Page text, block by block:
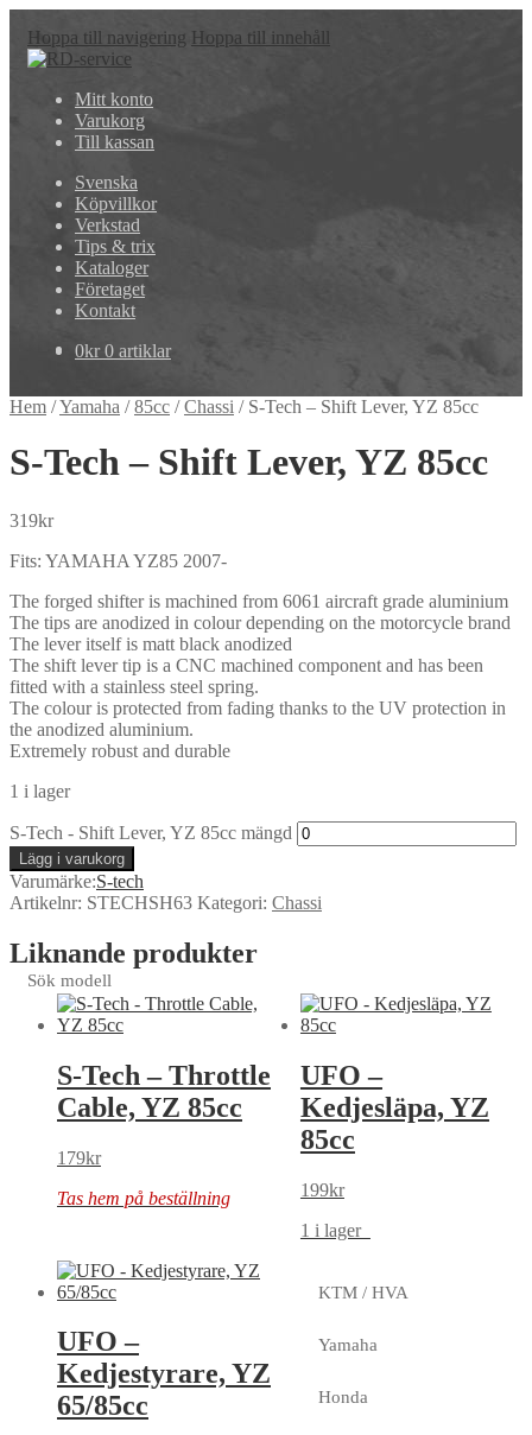
Hoppa till navigering Hoppa till innehåll
Mitt konto
Varukorg
Till kassan
Svenska
Köpvillkor
Verkstad
Tips & trix
Kataloger
Företaget
Kontakt
0kr 0 artiklar
Hem /Yamaha /85cc /Chassi / S-Tech – Shift Lever, YZ 85cc
S-Tech – Shift Lever, YZ 85cc
319kr
Fits: YAMAHA YZ85 2007-
The forged shifter is machined from 6061 aircraft grade aluminium
The tips are anodized in colour depending on the motorcycle brand
The lever itself is matt black anodized
The shift lever tip is a CNC machined component and has been
fitted with a stainless steel spring.
The colour is protected from fading thanks to the UV protection in
the anodized aluminium.
Extremely robust and durable
1 i lager
S-Tech - Shift Lever, YZ 85cc mängd
Lägg i varukorg
Varumärke:S-tech
Artikelnr: STECHSH63 Kategori: Chassi
Liknande produkter
S-Tech – Throttle
Cable, YZ 85cc
179kr
Tas hem på beställning
UFO –
Kedjesläpa, YZ
85cc
199kr
1 i lager
UFO –
Kedjestyrare, YZ
65/85cc
Sök modell
KTM / HVA
Yamaha
Honda